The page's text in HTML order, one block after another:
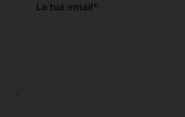
La tua email*